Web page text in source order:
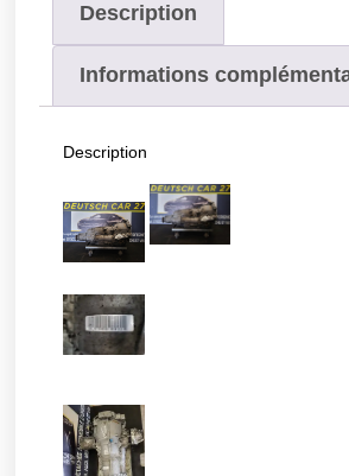
Description
Informations
Description